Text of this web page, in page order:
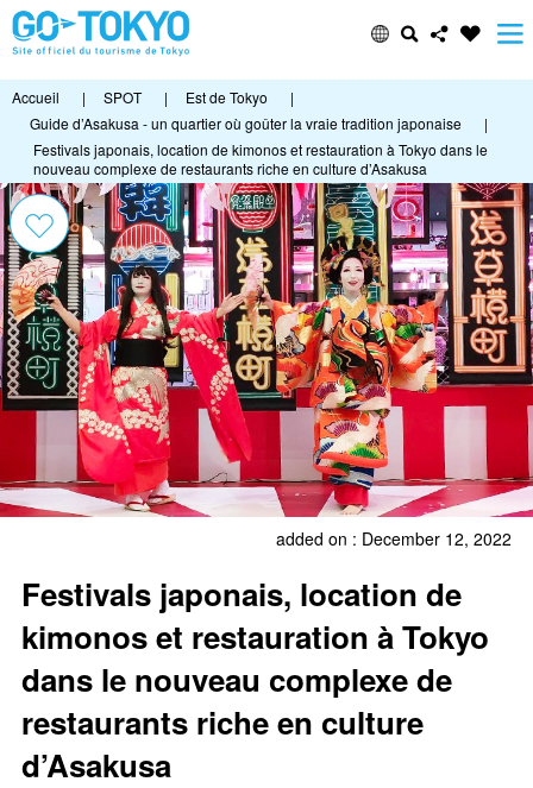
Accueil | SPOT | Est de Tokyo
|
Guide d’Asakusa - un quartier où goûter la vraie tradition japonaise
|
Festivals japonais, location de kimonos et restauration à Tokyo dans le
nouveau complexe de restaurants riche en culture d’Asakusa
added on : December 12, 2022
Festivals japonais, location de
kimonos et restauration à Tokyo
dans le nouveau complexe de
restaurants riche en culture
d’Asakusa